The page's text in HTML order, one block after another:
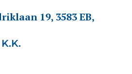
19, 3583 EB,